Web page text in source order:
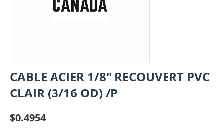
CABLE ACIER 1/8" RECOUVERT PVC
CLAIR (3/16 OD) /P
$0.4954